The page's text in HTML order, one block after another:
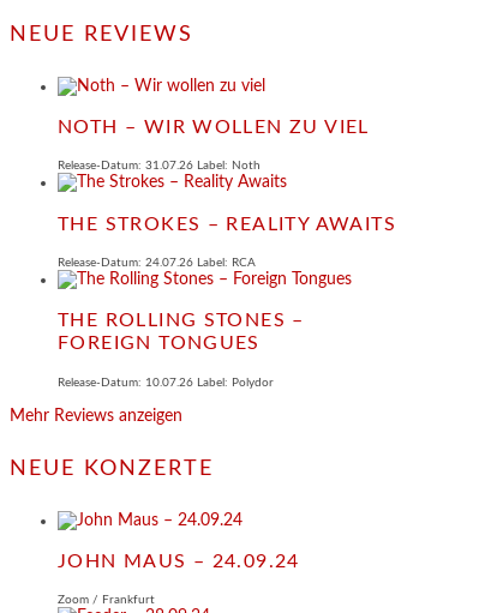
NEUE REVIEWS
NOTH – WIR WOLLEN ZU VIEL
Release-Datum: 31.07.26 Label: Noth
THE STROKES – REALITY AWAITS
Release-Datum: 24.07.26 Label: RCA
THE ROLLING STONES –
FOREIGN TONGUES
Release-Datum: 10.07.26 Label: Polydor
Mehr Reviews anzeigen
NEUE KONZERTE
JOHN MAUS – 24.09.24
Zoom / Frankfurt